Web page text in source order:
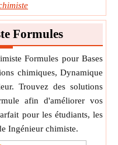
Formules
Formules pour Bases
chimiques, Dynamique
Trouvez des solutions
afin d'améliorer vos
pour les étudiants, les
Ingénieur chimiste.